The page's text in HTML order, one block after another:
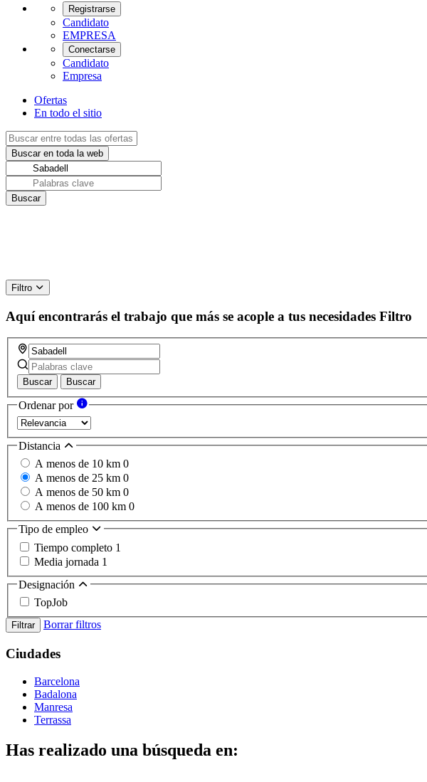
Registrarse
Candidato
EMPRESA
Conectarse
Candidato
Empresa
Ofertas
En todo el sitio
Filtro
Aquí encontrarás el trabajo que más se acople a tus necesidades Filtro
Buscar Buscar
Ordenar por
Distancia
A menos de 10 km 0
A menos de 25 km 0
A menos de 50 km 0
A menos de 100 km 0
Tipo de empleo
Tiempo completo 1
Media jornada 1
Designación
TopJob
Filtrar Borrar filtros
Ciudades
Barcelona
Badalona
Manresa
Terrassa
Has realizado una búsqueda en: